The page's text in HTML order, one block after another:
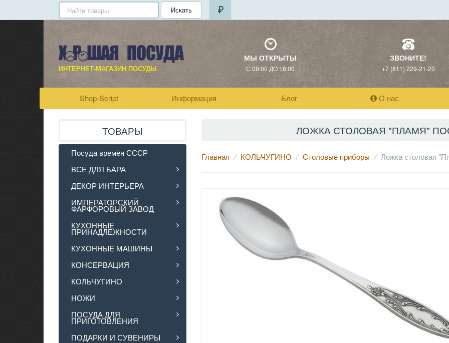
Искать
ИНТЕРНЕТ-МАГАЗИН ПОСУДЫ
МЫ ОТКРЫТЫ
С 09:00 ДО 18:00
ЗВОНИТЕ!
+7 (811) 229-21-20
Shop-Script Информация Блог О нас
ЛОЖКА СТОЛОВАЯ "ПЛАМЯ"
Главная КОЛЬЧУГИНО Столовые приборы Ложка столовая
ТОВАРЫ
Посуда времён СССР
ВСЕ ДЛЯ БАРА
ДЕКОР ИНТЕРЬЕРА
ИМПЕРАТОРСКИЙ
ФАРФОРОВЫЙ ЗАВОД
КУХОННЫЕ
ПРИНАДЛЕЖНОСТИ
КУХОННЫЕ МАШИНЫ
КОНСЕРВАЦИЯ
КОЛЬЧУГИНО
НОЖИ
ПОСУДА ДЛЯ
ПРИГОТОВЛЕНИЯ
ПОДАРКИ И СУВЕНИРЫ